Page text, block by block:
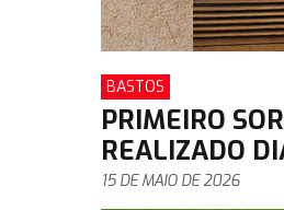
BASTOS
PRIMEIRO
REALIZADO
15 DE MAIO DE 2026